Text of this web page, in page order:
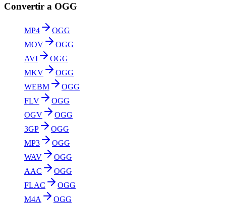
Convertir a OGG
MP4
OGG
MOV
OGG
AVI
OGG
MKV
OGG
WEBM
OGG
FLV
OGG
OGV
OGG
3GP
OGG
MP3
OGG
WAV
OGG
AAC
OGG
FLAC
OGG
M4A
OGG